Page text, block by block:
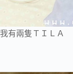
我有兩隻ＴＩＬＡ